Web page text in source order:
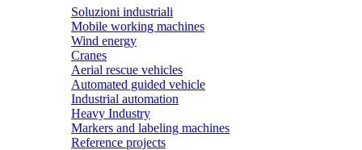
Soluzioni industriali
Mobile working machines
Wind energy
Cranes
Aerial rescue vehicles
Automated guided vehicle
Industrial automation
Heavy Industry
Markers and labeling machines
Reference projects